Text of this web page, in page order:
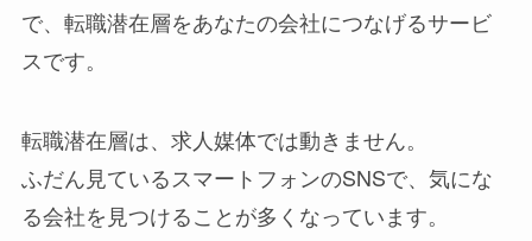
で、転職潜在層をあなたの会社につなげるサービ
スです。
転職潜在層は、求人媒体では動きません。
ふだん見ているスマートフォンのSNSで、気にな
る会社を見つけることが多くなっています。